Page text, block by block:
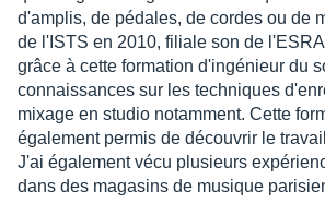
d'amplis, de pédales, de cordes ou de
de l'ISTS en 2010, filiale son de
grâce à cette formation d'ingénieur du
connaissances sur les techniques
mixage en studio notamment. Cette
également permis de découvrir le
J'ai également vécu plusieurs
dans des magasins de musique